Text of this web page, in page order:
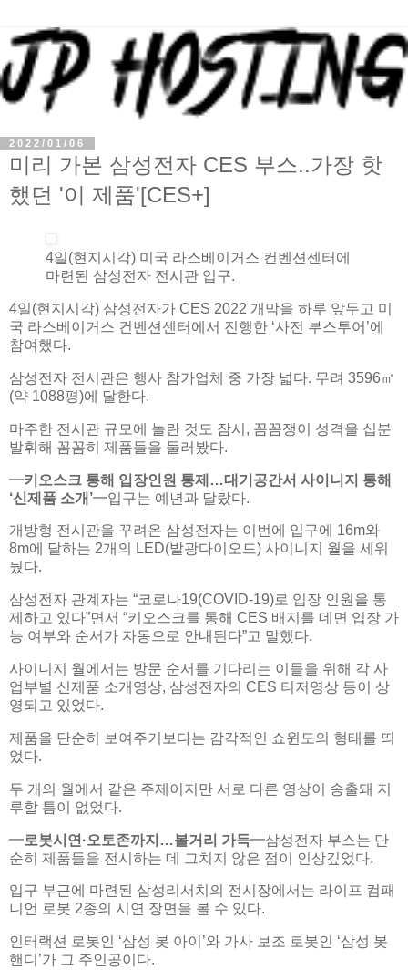
2022/01/06
미리 가본 삼성전자 CES 부스..가장 핫
했던 '이 제품'[CES+]
4일(현지시각) 미국 라스베이거스 컨벤션센터에
마련된 삼성전자 전시관 입구.
4일(현지시각) 삼성전자가 CES 2022 개막을 하루 앞두고 미
국 라스베이거스 컨벤션센터에서 진행한 ‘사전 부스투어’에
참여했다.
삼성전자 전시관은 행사 참가업체 중 가장 넓다. 무려 3596㎡
(약 1088평)에 달한다.
마주한 전시관 규모에 놀란 것도 잠시, 꼼꼼쟁이 성격을 십분
발휘해 꼼꼼히 제품들을 둘러봤다.
━키오스크 통해 입장인원 통제…대기공간서 사이니지 통해
‘신제품 소개’━입구는 예년과 달랐다.
개방형 전시관을 꾸려온 삼성전자는 이번에 입구에 16m와
8m에 달하는 2개의 LED(발광다이오드) 사이니지 월을 세워
뒀다.
삼성전자 관계자는 “코로나19(COVID-19)로 입장 인원을 통
제하고 있다”면서 “키오스크를 통해 CES 배지를 데면 입장 가
능 여부와 순서가 자동으로 안내된다”고 말했다.
사이니지 월에서는 방문 순서를 기다리는 이들을 위해 각 사
업부별 신제품 소개영상, 삼성전자의 CES 티저영상 등이 상
영되고 있었다.
제품을 단순히 보여주기보다는 감각적인 쇼윈도의 형태를 띄
었다.
두 개의 월에서 같은 주제이지만 서로 다른 영상이 송출돼 지
루할 틈이 없었다.
━로봇시연·오토존까지…볼거리 가득━삼성전자 부스는 단
순히 제품들을 전시하는 데 그치지 않은 점이 인상깊었다.
입구 부근에 마련된 삼성리서치의 전시장에서는 라이프 컴패
니언 로봇 2종의 시연 장면을 볼 수 있다.
인터랙션 로봇인 ‘삼성 봇 아이’와 가사 보조 로봇인 ‘삼성 봇
핸디’가 그 주인공이다.